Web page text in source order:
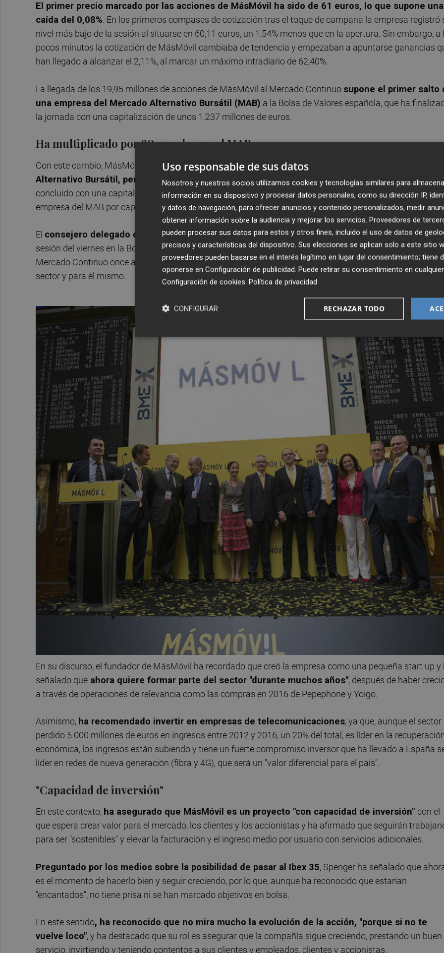
El primer precio marcado por las acciones de MásMóvil ha sido de 61 euros, lo que supone una
caída del 0,08%. En los primeros compases de cotización tras el toque de campana la empresa registró
nivel más bajo de la sesión al situarse en 60,11 euros, un 1,54% menos que en la apertura. Sin embargo, a
pocos minutos la cotización de MásMóvil cambiaba de tendencia y empezaban a apuntarse ganancias
han llegado a alcanzar el 2,11%, al marcar un máximo intradiario de 62,40%.
La llegada de los 19,95 millones de acciones de MásMóvil al Mercado Continuo supone el primer salto
una empresa del Mercado Alternativo Bursátil (MAB) a la Bolsa de Valores española, que ha
la jornada con una capitalización de unos 1.237 millones de euros.
Ha multiplicado por 20 su valor en el MAB
Con este cambio, MásMóvil ha puesto fin a más decinco años de cotización en el Mercado
Alternativo Bursátil, periodo en el que la acción ha conseguido multiplicar su valor por 20y que
concluido con una capitalización de más de 1.217 millones de euros, lo que le convertía en la mayor
empresa del MAB por capitalización bursátil, ingresos y Ebitda.
El consejero delegado de MásMóvil, Meinrad Spenger, ha protagonizado el toque de campana en la
sesión del viernes en la Bolsa de Madrid, tras lo cual ha incidido en que el debut de la compañía en el
Mercado Continuo once años después de empezar desde cero supone "un gran día" para MásMóvil, para
sector y para él mismo.
En su discurso, el fundador de MásMóvil ha recordado que creó la empresa como una pequeña start up y
señalado que ahora quiere formar parte del sector "durante muchos años", después de haber
a través de operaciones de relevancia como las compras en 2016 de Pepephone y Yoigo.
Asimismo, ha recomendado invertir en empresas de telecomunicaciones, ya que, aunque el sector
perdido 5.000 millones de euros en ingresos entre 2012 y 2016, un 20% del total, es líder en la
económica, los ingresos están subiendo y tiene un fuerte compromiso inversor que ha llevado a España
líder en redes de nueva generación (fibra y 4G), que será un "valor diferencial para el país".
"Capacidad de inversión"
En este contexto, ha asegurado que MásMóvil es un proyecto "con capacidad de inversión" con el
que espera crear valor para el mercado, los clientes y los accionistas y ha afirmado que seguirán
para ser "sostenibles" y elevar la facturación y el ingreso medio por usuario con servicios adicionales.
Preguntado por los medios sobre la posibilidad de pasar al Ibex 35, Spenger ha señalado que
es el momento de hacerlo bien y seguir creciendo, por lo que, aunque ha reconocido que estarían
"encantados", no tiene prisa ni se han marcado objetivos en bolsa.
En este sentido, ha reconocido que no mira mucho la evolución de la acción, "porque si no te
vuelve loco", y ha destacado que su rol es asegurar que la compañía sigue creciendo, prestando un buen
servicio, invirtiendo y teniendo contentos a sus clientes y empleados, clientes y accionistas.
Uso responsable de sus datos
Nosotros y nuestros socios utilizamos cookies y tecnologías similares para
información en su dispositivo y procesar datos personales, como su dirección IP,
y datos de navegación, para ofrecer anuncios y contenido personalizados, medir
obtener información sobre la audiencia y mejorar los servicios. Proveedores de
pueden procesar sus datos para estos y otros fines, incluido el uso de datos de
precisos y características del dispositivo. Sus elecciones se aplican solo a este sitio
proveedores pueden basarse en el interés legítimo en lugar del consentimiento; tiene
oponerse en Configuración de publicidad. Puede retirar su consentimiento en
Configuración de cookies. Política de privacidad
RECHAZAR TODO
CONFIGURAR